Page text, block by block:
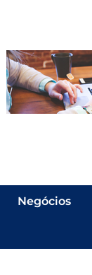
Negócios